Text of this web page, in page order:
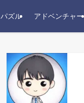
パズル アドベンチャー